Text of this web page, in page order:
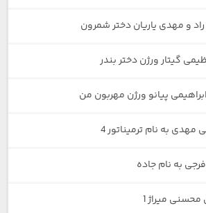
و مهدی یاریان دختر شمرون
گیتار ورژن دختر بندر
پیانو ورژن مهربون من
به نام ترمیناتور 4
به نام جاده
میراژ 1